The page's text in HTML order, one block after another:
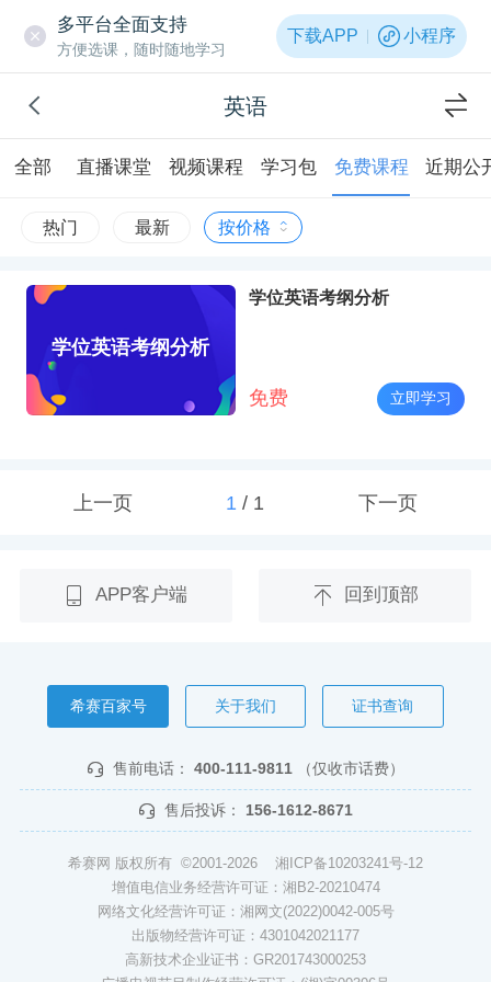
多平台全面支持
方便选课，随时随地学习
下载APP 小程序
英语
全部 直播课堂 视频课程 学习包 免费课程 近期公
热门 最新 按价格
学位英语考纲分析
学位英语考纲分析
免费 立即学习
上一页 1/ 1 下一页
APP客户端 回到顶部
希赛百家号 关于我们 证书查询
售前电话： 400-111-9811 （仅收市话费）
售后投诉： 156-1612-8671
希赛网 版权所有 ©2001-2026 湘ICP备10203241号-12
增值电信业务经营许可证：湘B2-20210474
网络文化经营许可证：湘网文(2022)0042-005号
出版物经营许可证：4301042021177
高新技术企业证书：GR201743000253